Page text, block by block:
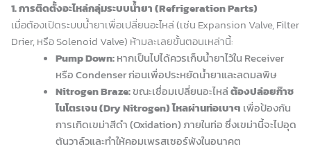
1. การติดตั้งอะไหล่กลุ่มระบบน้ำยา (Refrigeration Parts)
เมื่อต้องเปิดระบบน้ำยาเพื่อเปลี่ยนอะไหล่ (เช่น Expansion Valve, Filter
Drier, หรือ Solenoid Valve) ห้ามละเลยขั้นตอนเหล่านี้:
Pump Down:หากเป็นไปได้ควรเก็บน้ำยาไว้ใน Receiver
หรือ Condenser ก่อนเพื่อประหยัดน้ำยาและลดมลพิษ
Nitrogen Braze:ขณะเชื่อมเปลี่ยนอะไหล่ต้องปล่อยก๊าซ
ไนโตรเจน (Dry Nitrogen) ไหลผ่านท่อเบาๆ เพื่อป้องกัน
การเกิดเขม่าสีดำ (Oxidation) ภายในท่อ ซึ่งเขม่านี้จะไปอุด
ตันวาล์วและทำให้คอมเพรสเซอร์พังในอนาคต